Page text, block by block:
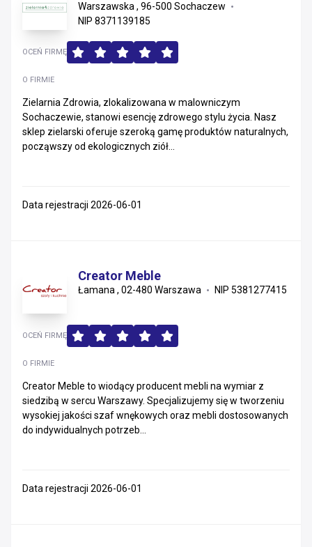
Warszawska , 96-500 Sochaczew
NIP 8371139185
O FIRMIE
Zielarnia Zdrowia, zlokalizowana w malowniczym
Sochaczewie, stanowi esencję zdrowego stylu życia. Nasz
sklep zielarski oferuje szeroką gamę produktów naturalnych,
począwszy od ekologicznych ziół...
OCEŃ FIRMĘ
Data rejestracji 2026-06-01
Creator Meble
Łamana , 02-480 Warszawa NIP 5381277415
O FIRMIE
Creator Meble to wiodący producent mebli na wymiar z
siedzibą w sercu Warszawy. Specjalizujemy się w tworzeniu
wysokiej jakości szaf wnękowych oraz mebli dostosowanych
do indywidualnych potrzeb...
OCEŃ FIRMĘ
Data rejestracji 2026-06-01